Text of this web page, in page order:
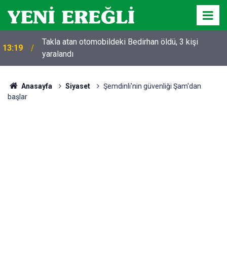
13:19
Takla atan otomobildeki Bedirhan öldü, 3 kişi
yaralandı
Anasayfa Siyaset
Şemdinli'nin güvenliği Şam'dan
başlar